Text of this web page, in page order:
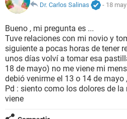
NUTRICIÓN
BIENESTAR
SEXUALIDAD
GLOSARIO
Dr. Carlos Salinas
- 18
Bueno , mi pregunta es ...
Tuve relaciones con mi novio y
siguiente a pocas horas de tener
unos días volví a tomar esa
18 de mayo) no me viene mi
debió venirme el 13 o 14 de mayo
Pd : siento como los dolores de
viene